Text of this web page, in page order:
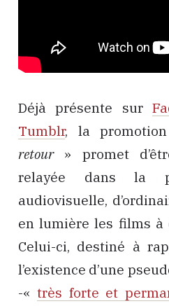
Déjà présente sur
Tumblr, la
retour» promet
relayée dans la
audiovisuelle,
en lumière les films à
Celui-ci, destiné à
l’existence d’une
-« très forte et